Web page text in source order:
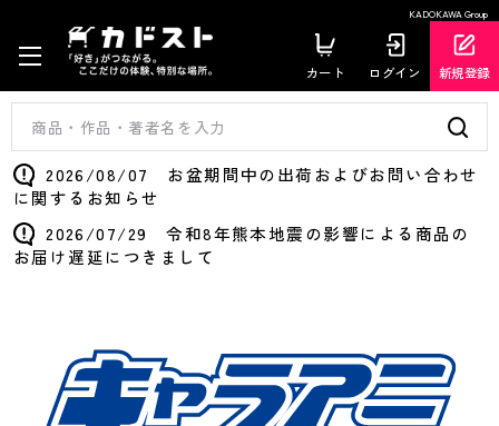
KADOKAWA Group
カート ログイン 新規登録
2026/08/07 お盆期間中の出荷およびお問い合わせ
に関するお知らせ
2026/07/29 令和8年熊本地震の影響による商品の
お届け遅延につきまして